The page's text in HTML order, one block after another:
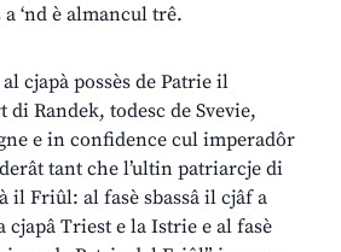
‘nd è almancul trê.
al cjapà possès de Patrie il
Randek, todesc de Svevie,
e in confidence cul imperadôr
tant che l’ultin patriarcje di
il Friûl: al fasè sbassâ il cjâf a
cjapâ Triest e la Istrie e al fasè